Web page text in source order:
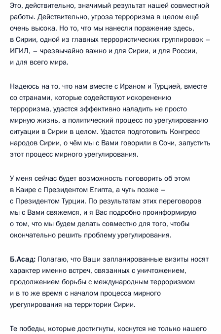
Это, действительно, значимый результат нашей совместной
работы. Действительно, угроза терроризма в целом ещё
очень высока. Но то, что мы нанесли поражение здесь,
в Сирии, одной из главных террористических группировок –
ИГИЛ, – чрезвычайно важно и для Сирии, и для России,
и для всего мира.
Надеюсь на то, что нам вместе с Ираном и Турцией, вместе
со странами, которые содействуют искоренению
терроризма, удастся эффективно наладить не просто
мирную жизнь, а политический процесс по урегулированию
ситуации в Сирии в целом. Удастся подготовить Конгресс
народов Сирии, о чём мы с Вами говорили в Сочи, запустить
этот процесс мирного урегулирования.
У меня сейчас будет возможность поговорить об этом
в Каире с Президентом Египта, а чуть позже –
с Президентом Турции. По результатам этих переговоров
мы с Вами свяжемся, и я Вас подробно проинформирую
о том, что мы будем делать совместно для того, чтобы
окончательно решить проблему урегулирования.
Б.Асад: Полагаю, что Ваши запланированные визиты носят
характер именно встреч, связанных с уничтожением,
продолжением борьбы с международным терроризмом
и в то же время с началом процесса мирного
урегулирования на территории Сирии.
Те победы, которые достигнуты, коснутся не только нашего